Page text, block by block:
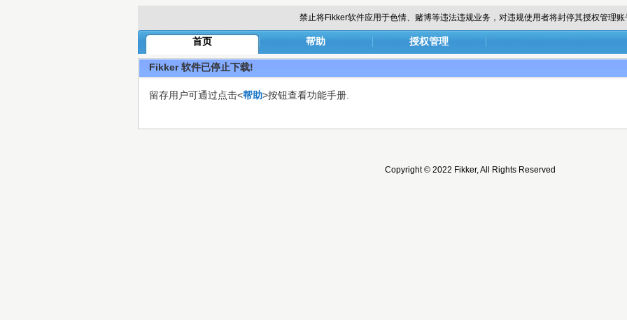
禁止将Fikker软件应用于色情、赌博等违法违规业务，对违规使用者将封停其授权管理账
首页 帮助 授权管理
Fikker 软件已停止下载!
留存用户可通过点击<帮助>按钮查看功能手册.
Copyright © 2022 Fikker, All Rights Reserved